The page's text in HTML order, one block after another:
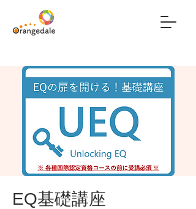
EQ基礎講座